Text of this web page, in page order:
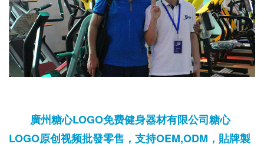
廣州糖心LOGO免费健身器材有限公司糖心
LOGO原创视频批發零售，支持OEM,ODM，貼牌製